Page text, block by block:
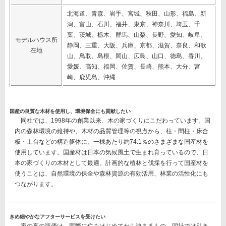
モデルハウス所
在地
北海道、青森、岩手、宮城、秋田、山形、福島、新
潟、富山、石川、福井、東京、神奈川、埼玉、千
葉、茨城、栃木、群馬、山梨、長野、愛知、岐阜、
静岡、三重、大阪、兵庫、京都、滋賀、奈良、和歌
山、鳥取、島根、岡山、広島、山口、徳島、香川、
愛媛、高知、福岡、佐賀、長崎、熊本、大分、宮
崎、鹿児島、沖縄
国産の良質な木材を使用し、環境保全にも貢献したい
同社では、1998年の創業以来、木の家づくりにこだわっています。国
内の森林環境の維持や、木材の品質管理等の視点から、柱・間柱・床合
板・土台などの構造躯体に、一棟あたり約74.1％のさまざまな国産材を
使用しています。国産材は日本の気候風土で生まれ育っているので、日
本の家づくりの木材として最適。 計画的な植林と伐採を行って国産材を
使うことは、自然環境の保全や森林資源の有効活用、林業の活性化にも
つながります。
きめ細やかなアフターサービスを受けたい